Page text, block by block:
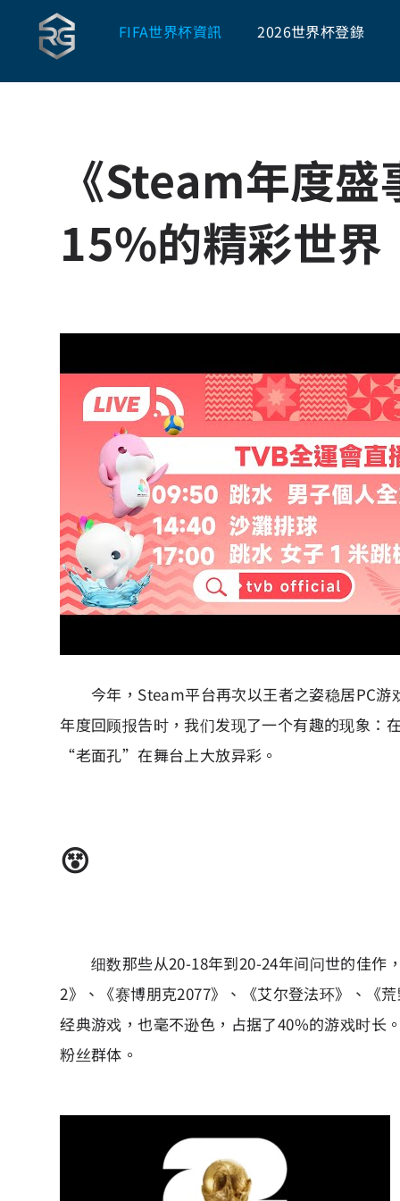
FIFA世界杯資訊 2026世界杯登錄
《Steam年度
15%的精彩世界
今年，Steam平台再次以王者之姿稳居PC游
年度回顾报告时，我们发现了一个有趣的现象：
“老面孔”在舞台上大放异彩。
😵
细数那些从20-18年到20-24年间问世的佳作
2》、《赛博朋克2077》、《艾尔登法环》、《
经典游戏，也毫不逊色，占据了40%的游戏时长
粉丝群体。